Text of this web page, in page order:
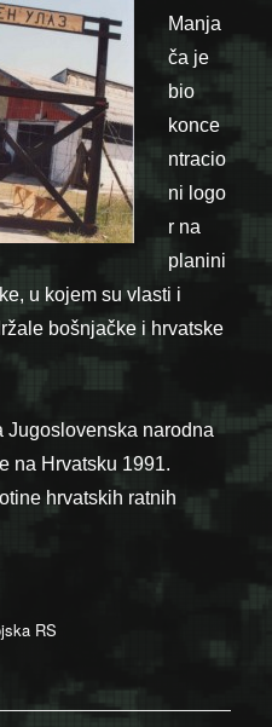
Manja
ča je
bio
konce
ntracio
ni logo
r na
planini
u kojem su vlasti i
bošnjačke i hrvatske
Jugoslovenska narodna
na Hrvatsku 1991.
hrvatskih ratnih
RS